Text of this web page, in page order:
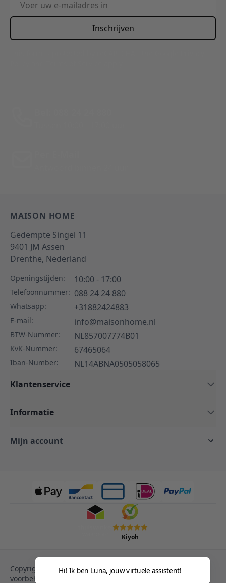
Inschrijven
MAISON HOME
Gedempte Singel 11
9401 JM Assen
Drenthe, Nederland
Openingstijden: 10:00 - 17:00
Telefoonnummer: 088 24 24 880
Whatsapp: +31882424883
E-mail: info@maisonhome.nl
BTW-Nummer: NL857007774B01
KvK-Nummer: 67465064
Iban-Number:
NL14ABNA0505058065
Klantenservice
Informatie
Mijn account
Kiyoh
Copyright © 2013-heden Magento. Alle rechten
voorbehouden.
Hi! Ik ben Luna, jouw virtuele assistent!